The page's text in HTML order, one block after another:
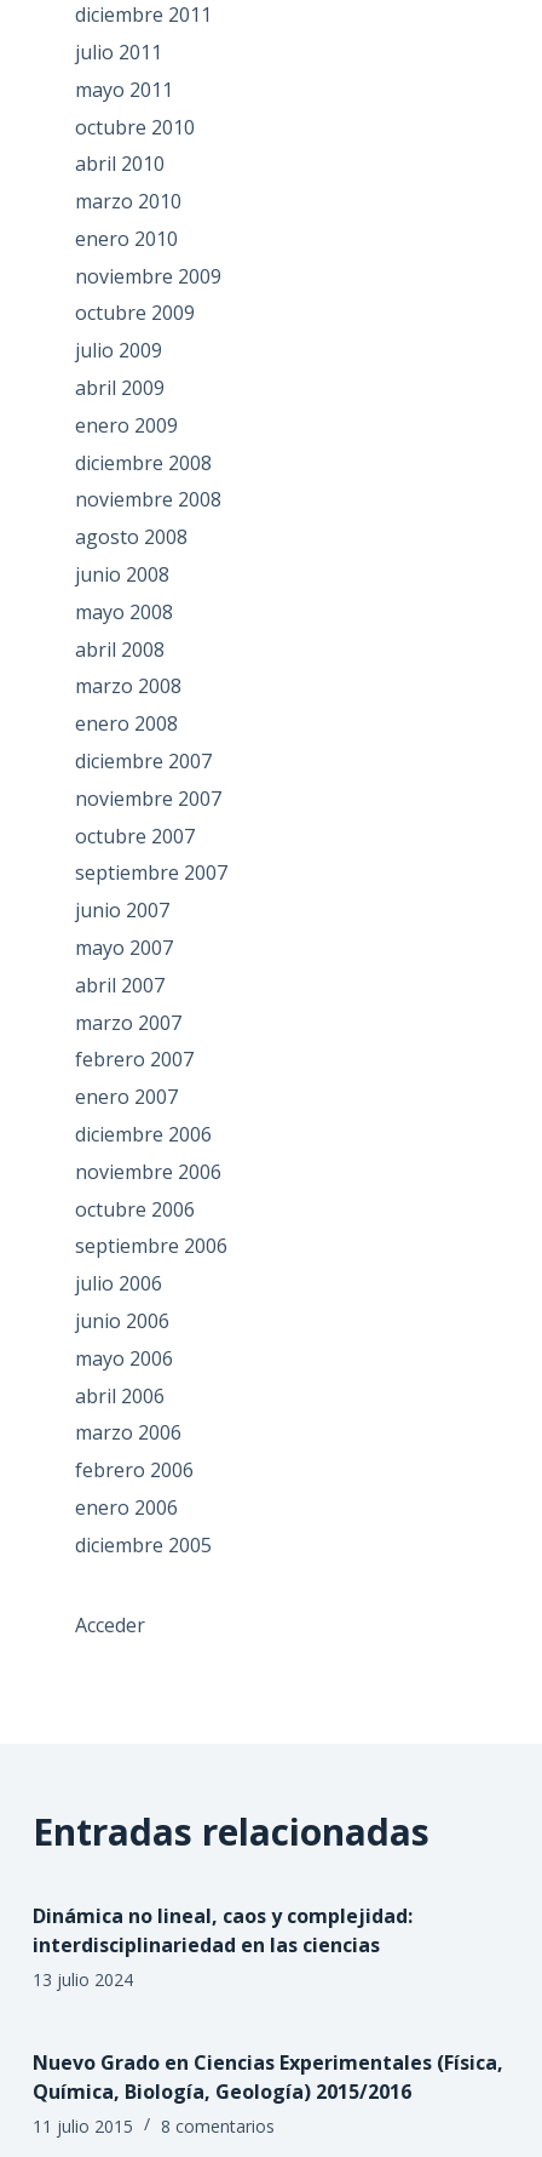
diciembre 2011
julio 2011
mayo 2011
octubre 2010
abril 2010
marzo 2010
enero 2010
noviembre 2009
octubre 2009
julio 2009
abril 2009
enero 2009
diciembre 2008
noviembre 2008
agosto 2008
junio 2008
mayo 2008
abril 2008
marzo 2008
enero 2008
diciembre 2007
noviembre 2007
octubre 2007
septiembre 2007
junio 2007
mayo 2007
abril 2007
marzo 2007
febrero 2007
enero 2007
diciembre 2006
noviembre 2006
octubre 2006
septiembre 2006
julio 2006
junio 2006
mayo 2006
abril 2006
marzo 2006
febrero 2006
enero 2006
diciembre 2005
Acceder
Entradas relacionadas
Dinámica no lineal, caos y complejidad:
interdisciplinariedad en las ciencias
13 julio 2024
Nuevo Grado en Ciencias Experimentales (Física,
Química, Biología, Geología) 2015/2016
11 julio 2015 8 comentarios